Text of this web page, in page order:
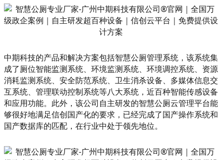
中期科技的产品和解决方案包括智慧公厕管理系统，该系统集
成了厕位智能监测系统、环境监测系统、环境调控系统、资源
消耗监测系统、安全防范系统、卫生消杀设备、多媒体信息交
互系统、管理联动控制系统等八大系统，近百种智能传感设备
和应用功能。此外，该公司自主研发的智慧公厕云管理平台能
够很好地满足信创国产化的要求，已经完成了国产操作系统和
国产数据库的匹配，在行业中处于领先地位。